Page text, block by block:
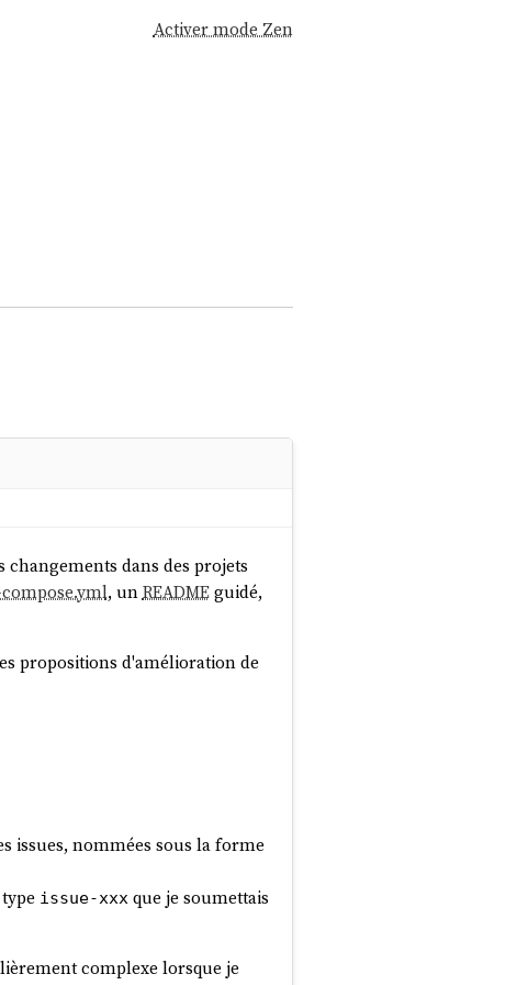
Activer mode Zen
dans des projets
, unREADMEguidé,
propositions d'amélioration de
issues, nommées sous la forme
issue-xxxque je soumettais
complexe lorsque je